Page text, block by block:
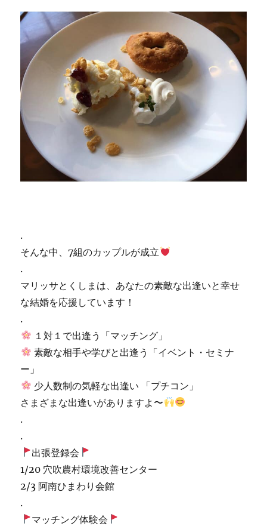
.
そんな中、7組のカップルが成立
.
マリッサとくしまは、あなたの素敵な出逢いと幸せ
な結婚を応援しています！
.
１対１で出逢う「マッチング」
素敵な相手や学びと出逢う「イベント・セミナ
ー」
少人数制の気軽な出逢い 「プチコン」
さまざまな出逢いがありますよ〜
.
.
出張登録会
1/20 穴吹農村環境改善センター
2/3 阿南ひまわり会館
.
マッチング体験会